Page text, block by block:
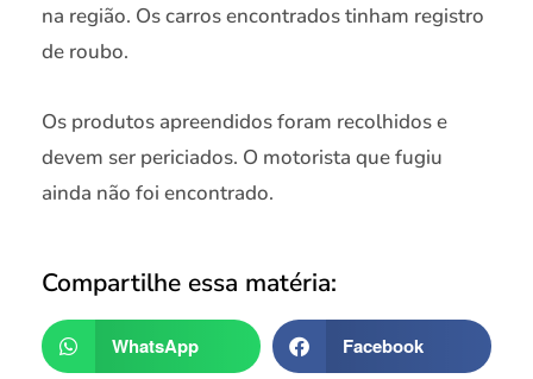
na região. Os carros encontrados tinham registro
de roubo.
Os produtos apreendidos foram recolhidos e
devem ser periciados. O motorista que fugiu
ainda não foi encontrado.
Compartilhe essa matéria:
WhatsApp Facebook